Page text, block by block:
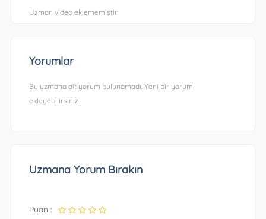
Uzman video eklememiştir.
Yorumlar
Bu uzmana ait yorum bulunamadı. Yeni bir yorum
ekleyebilirsiniz.
Uzmana Yorum Bırakın
Puan :